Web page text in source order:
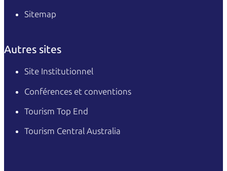
Sitemap
Autres sites
Site Institutionnel
Conférences et conventions
Tourism Top End
Tourism Central Australia